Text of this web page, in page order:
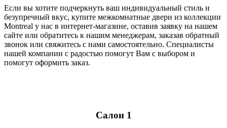
Если вы хотите подчеркнуть ваш индивидуальный стиль и
безупречный вкус, купите межкомнатные двери из коллекции
Montreal у нас в интернет-магазине, оставив заявку на нашем
сайте или обратитесь к нашим менеджерам, заказав обратный
звонок или свяжитесь с нами самостоятельно. Специалисты
нашей компании с радостью помогут Вам с выбором и
помогут оформить заказ.
Салон 1